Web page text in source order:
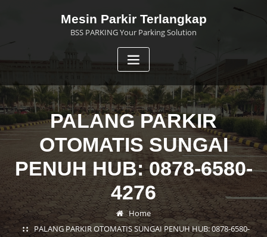
Mesin Parkir Terlangkap
BSS PARKING Your Parking Solution
PALANG PARKIR
OTOMATIS SUNGAI
PENUH HUB: 0878-6580-
4276
Home
PALANG PARKIR OTOMATIS SUNGAI PENUH HUB: 0878-6580-